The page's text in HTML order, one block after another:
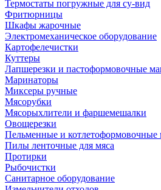
Термостаты погружные для су-вид
Фритюрницы
Шкафы жарочные
Электромеханическое оборудование
Картофелечистки
Куттеры
Лапшерезки и пастоформовочные
Маринаторы
Миксеры ручные
Мясорубки
Мясорыхлители и фаршемешалки
Овощерезки
Пельменные и
Пилы ленточные для мяса
Протирки
Рыбочистки
Санитарное оборудование